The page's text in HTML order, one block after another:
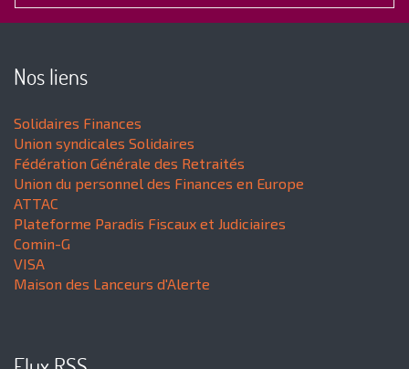
Nos liens
Solidaires Finances
Union syndicales Solidaires
Fédération Générale des Retraités
Union du personnel des Finances en Europe
ATTAC
Plateforme Paradis Fiscaux et Judiciaires
Comin-G
VISA
Maison des Lanceurs d'Alerte